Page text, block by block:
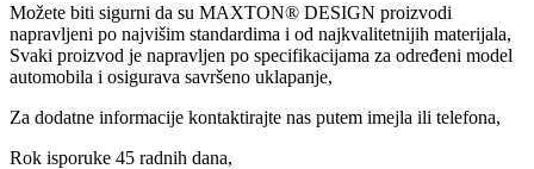
Možete biti sigurni da su MAXTON® DESIGN proizvodi
napravljeni po najvišim standardima i od najkvalitetnijih materijala,
Svaki proizvod je napravljen po specifikacijama za određeni model
automobila i osigurava savršeno uklapanje,
Za dodatne informacije kontaktirajte nas putem imejla ili telefona,
Rok isporuke 45 radnih dana,